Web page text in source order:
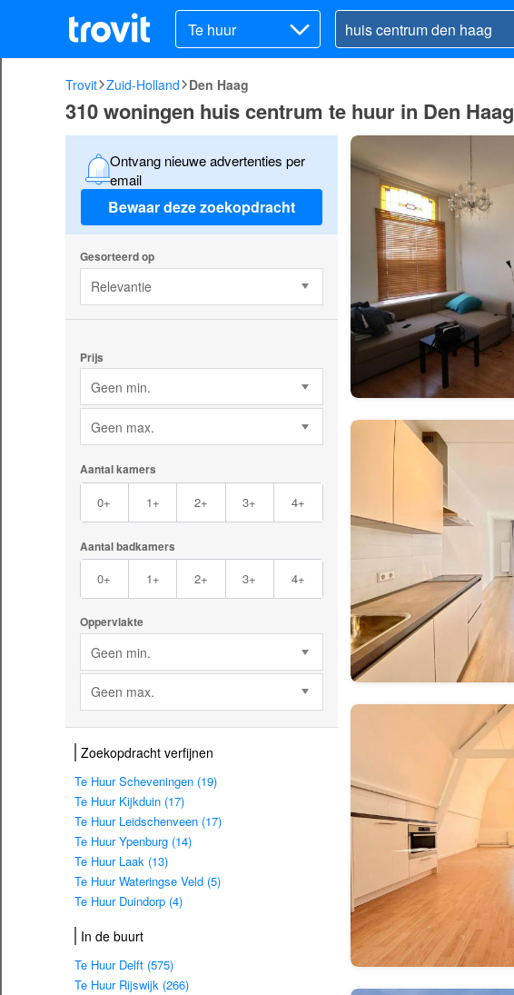
Te huur
Trovit Zuid-Holland Den Haag
310 woningen huis centrum te huur in Den Haag
Ontvang nieuwe advertenties per
email
Bewaar deze zoekopdracht
Gesorteerd op
Relevantie
Prijs
Geen min.
Geen max.
Aantal kamers
0+ 1+ 2+ 3+ 4+
Aantal badkamers
0+ 1+ 2+ 3+ 4+
Oppervlakte
Geen min.
Geen max.
Zoekopdracht verfijnen
Te Huur Scheveningen (19)
Te Huur Kijkduin (17)
Te Huur Leidschenveen (17)
Te Huur Ypenburg (14)
Te Huur Laak (13)
Te Huur Wateringse Veld (5)
Te Huur Duindorp (4)
In de buurt
Te Huur Delft (575)
Te Huur Rijswijk (266)